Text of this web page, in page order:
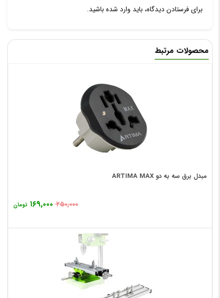
برای فرستادن دیدگاه، باید وارد شده باشید.
محصولات مرتبط
مبدل برق سه به دو ARTIMA MAX
۲۵۰,۰۰۰ ۱۶۹,۰۰۰ تومان